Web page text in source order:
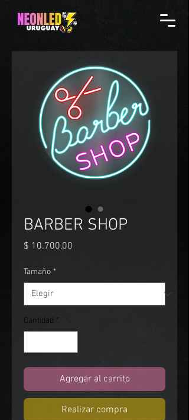
BARBER SHOP
$ 10.700,00
Tamaño *
Cantidad *
Agregar al carrito
Realizar compra